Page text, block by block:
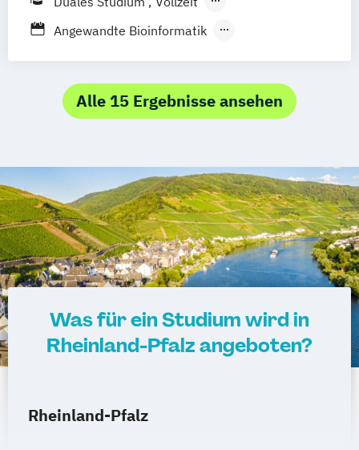
Berufsbegleitendes Präsenzstudium
Angewandte Bioinformatik
Geoinformatik und Vermessung
Informatik
Wirtschaftsinformatik
Alle 15 Ergebnisse ansehen
Was für ein Studium wird in
Rheinland-Pfalz angeboten?
Rheinland-Pfalz